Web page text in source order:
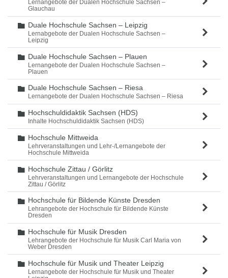
Lernangebote der Dualen Hochschule Sachsen –
Glauchau
Ordner
Duale Hochschule Sachsen – Leipzig
Lernabgebote der Dualen Hochschule Sachsen –
Leipzig
Ordner
Duale Hochschule Sachsen – Plauen
Lernangebote der Dualen Hochschule Sachsen –
Plauen
Ordner
Duale Hochschule Sachsen – Riesa
Lernangebote der Dualen Hochschule Sachsen – Riesa
Ordner
Hochschuldidaktik Sachsen (HDS)
Inhalte Hochschuldidaktik Sachsen (HDS)
Ordner
Hochschule Mittweida
Lehrveranstaltungen und Lehr-/Lernangebote der
Hochschule Mittweida
Ordner
Hochschule Zittau / Görlitz
Lehrveranstaltungen und Lernangebote der Hochschule
Zittau / Görlitz
Ordner
Hochschule für Bildende Künste Dresden
Lehrangebote der Hochschule für Bildende Künste
Dresden
Ordner
Hochschule für Musik Dresden
Lehrangebote der Hochschule für Musik Carl Maria von
Weber Dresden
Ordner
Hochschule für Musik und Theater Leipzig
Lernangebote der Hochschule für Musik und Theater